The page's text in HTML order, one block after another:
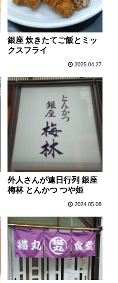
銀座 炊きたてご飯とミッ
クスフライ
2025.04.27
外人さんが連日行列 銀座
梅林 とんかつ つや姫
2024.05.08